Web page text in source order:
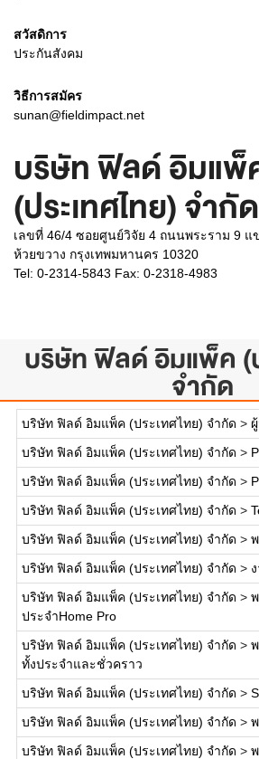
สวัสดิการ
ประกันสังคม
วิธีการสมัคร
sunan@fieldimpact.net
บริษัท ฟิลด์ อิมแพ็
(ประเทศไทย) จำกัด
เลขที่ 46/4 ซอยศูนย์วิจัย 4 ถนนพระราม 9 แ
ห้วยขวาง กรุงเทพมหานคร 10320
Tel: 0-2314-5843 Fax: 0-2318-4983
บริษัท ฟิลด์ อิมแพ็ค (
จำกัด
บริษัท ฟิลด์ อิมแพ็ค (ประเทศไทย) จำกัด >
บริษัท ฟิลด์ อิมแพ็ค (ประเทศไทย) จำกัด >
บริษัท ฟิลด์ อิมแพ็ค (ประเทศไทย) จำกัด >
บริษัท ฟิลด์ อิมแพ็ค (ประเทศไทย) จำกัด >
บริษัท ฟิลด์ อิมแพ็ค (ประเทศไทย) จำกัด >
บริษัท ฟิลด์ อิมแพ็ค (ประเทศไทย) จำกัด >
บริษัท ฟิลด์ อิมแพ็ค (ประเทศไทย) จำกัด >
ประจำHome Pro
บริษัท ฟิลด์ อิมแพ็ค (ประเทศไทย) จำกัด >
ทั้งประจำและชั่วคราว
บริษัท ฟิลด์ อิมแพ็ค (ประเทศไทย) จำกัด >
บริษัท ฟิลด์ อิมแพ็ค (ประเทศไทย) จำกัด >
บริษัท ฟิลด์ อิมแพ็ค (ประเทศไทย) จำกัด >